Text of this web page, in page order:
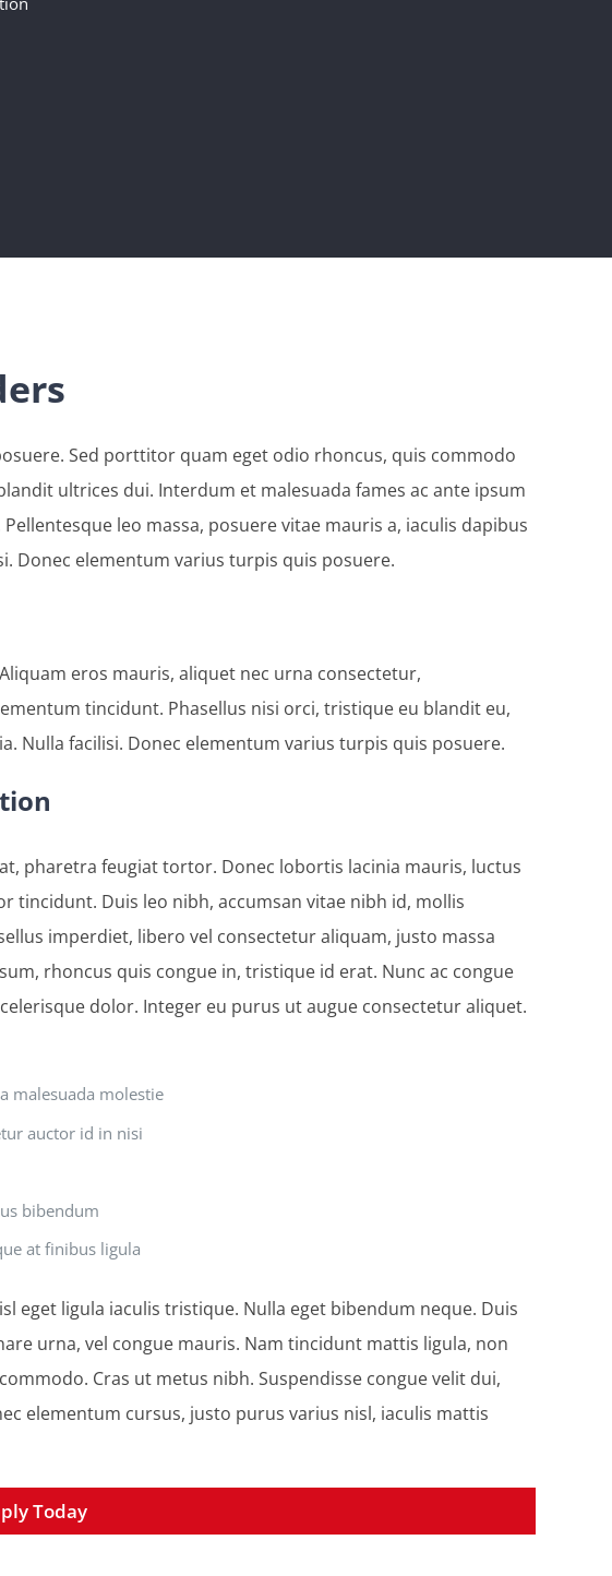
Sed porttitor quam eget odio rhoncus, quis commodo
ultrices dui. Interdum et malesuada fames ac ante ipsum
leo massa, posuere vitae mauris a, iaculis dapibus
Donec elementum varius turpis quis posuere.
eros mauris, aliquet nec urna consectetur,
tincidunt. Phasellus nisi orci, tristique eu blandit eu,
Nulla facilisi. Donec elementum varius turpis quis posuere.
pharetra feugiat tortor. Donec lobortis lacinia mauris, luctus
tincidunt. Duis leo nibh, accumsan vitae nibh id, mollis
imperdiet, libero vel consectetur aliquam, justo massa
rhoncus quis congue in, tristique id erat. Nunc ac congue
dolor. Integer eu purus ut augue consectetur aliquet.
malesuada molestie
auctor id in nisi
bibendum
at finibus ligula
eget ligula iaculis tristique. Nulla eget bibendum neque. Duis
urna, vel congue mauris. Nam tincidunt mattis ligula, non
Cras ut metus nibh. Suspendisse congue velit dui,
elementum cursus, justo purus varius nisl, iaculis mattis
Today